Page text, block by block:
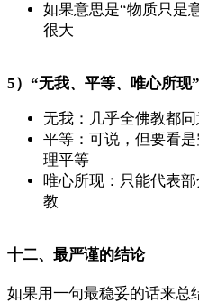
如果意思是“物质只是
很大
5）“无我、平等、唯心所现”
无我：几乎全佛教都
平等：可说，但要看
理平等
唯心所现：只能代表
教
十二、最严谨的结论
如果用一句最稳妥的话来总